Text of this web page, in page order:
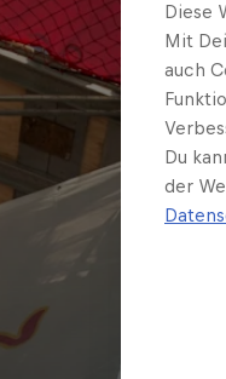
Diese
Mit
auch
Du
der